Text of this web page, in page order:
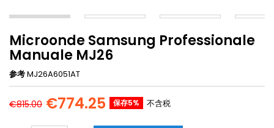
Microonde Samsung Professionale
Manuale MJ26
参考MJ26A6051AT
€815.00 €774.25 保存5% 不含税